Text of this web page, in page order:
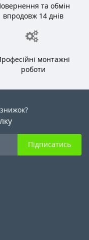
та обмін
впродовж 14 днів
монтажні
роботи
Підписатись